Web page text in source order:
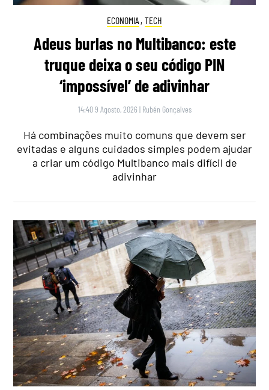
ECONOMIA , TECH
Adeus burlas no Multibanco: este
truque deixa o seu código PIN
‘impossível’ de adivinhar
14:40 9 Agosto, 2026 | Rubén Gonçalves
Há combinações muito comuns que devem ser
evitadas e alguns cuidados simples podem ajudar
a criar um código Multibanco mais difícil de
adivinhar